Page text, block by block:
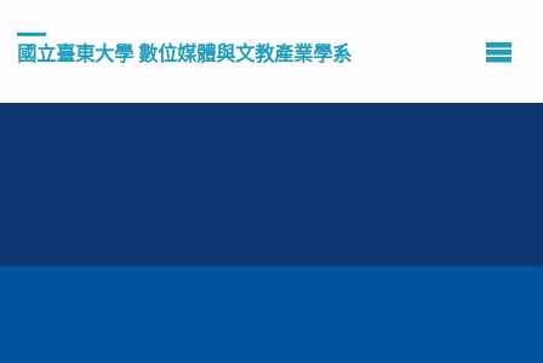
國立臺東大學 數位媒體與文教產業學系